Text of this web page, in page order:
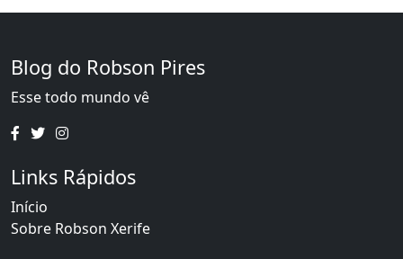
Blog do Robson Pires
Esse todo mundo vê
Links Rápidos
Início
Sobre Robson Xerife